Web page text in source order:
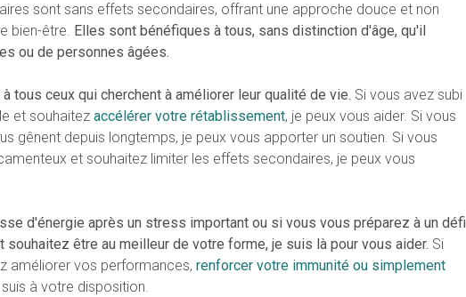
sont sans effets secondaires, offrant une approche douce et non
bien-être. Elles sont bénéfiques à tous, sans distinction d'âge, qu'il
ou de personnes âgées.
tous ceux qui cherchent à améliorer leur qualité de vie. Si vous avez subi
et souhaitez accélérer votre rétablissement, je peux vous aider. Si vous
gênent depuis longtemps, je peux vous apporter un soutien. Si vous
et souhaitez limiter les effets secondaires, je peux vous
d'énergie après un stress important ou si vous vous préparez à un défi
être au meilleur de votre forme, je suis là pour vous aider. Si
améliorer vos performances, renforcer votre immunité ou simplement
suis à votre disposition.